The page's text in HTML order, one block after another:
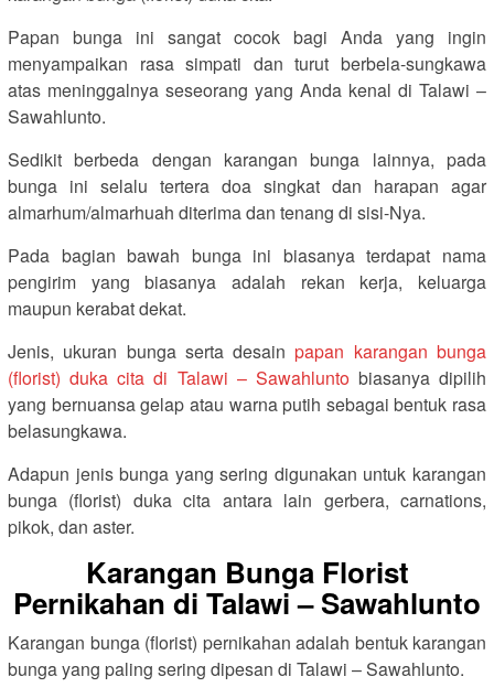
Papan bunga ini sangat cocok bagi Anda yang ingin
menyampaikan rasa simpati dan turut berbela-sungkawa
atas meninggalnya seseorang yang Anda kenal di Talawi –
Sawahlunto.
Sedikit berbeda dengan karangan bunga lainnya, pada
bunga ini selalu tertera doa singkat dan harapan agar
almarhum/almarhuah diterima dan tenang di sisi-Nya.
Pada bagian bawah bunga ini biasanya terdapat nama
pengirim yang biasanya adalah rekan kerja, keluarga
maupun kerabat dekat.
Jenis, ukuran bunga serta desainpapan karangan bunga
(florist) duka cita di Talawi – Sawahluntobiasanya dipilih
yang bernuansa gelap atau warna putih sebagai bentuk rasa
belasungkawa.
Adapun jenis bunga yang sering digunakan untuk karangan
bunga (florist) duka cita antara lain gerbera, carnations,
pikok, dan aster.
Karangan Bunga Florist
Pernikahan di Talawi – Sawahlunto
Karangan bunga (florist) pernikahan adalah bentuk karangan
bunga yang paling sering dipesan di Talawi – Sawahlunto.